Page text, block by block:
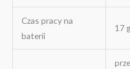
Czas pracy na
baterii
17